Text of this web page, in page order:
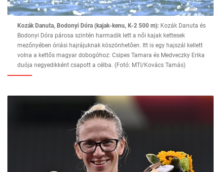
Kozák Danuta, Bodonyi Dóra (kajak-kenu, K-2 500 m): Kozák Danuta és
Bodonyi Dóra párosa szintén harmadik lett a női kajak kettesek
mezőnyében óriási hajrájuknak köszönhetően. Itt is egy hajszál kellett
volna a kettős magyar dobogóhoz: Csipes Tamara és Medveczky Erika
duója negyedikként csapott a célba. (Fotó: MTI/Kovács Tamás)